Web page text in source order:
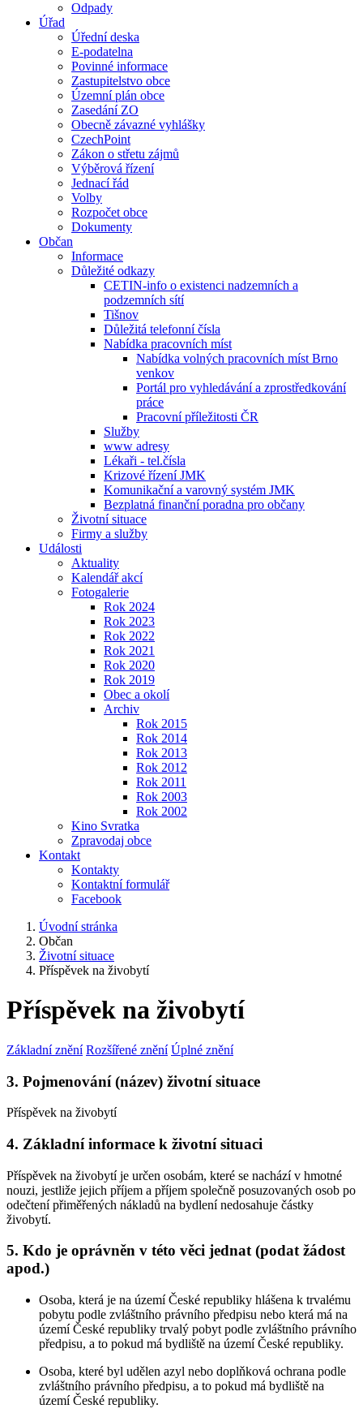
Odpady
Úřad
Úřední deska
E-podatelna
Povinné informace
Zastupitelstvo obce
Územní plán obce
Zasedání ZO
Obecně závazné vyhlášky
CzechPoint
Zákon o střetu zájmů
Výběrová řízení
Jednací řád
Volby
Rozpočet obce
Dokumenty
Občan
Informace
Důležité odkazy
CETIN-info o existenci nadzemních a
podzemních sítí
Tišnov
Důležitá telefonní čísla
Nabídka pracovních míst
Nabídka volných pracovních míst Brno
venkov
Portál pro vyhledávání a zprostředkování
práce
Pracovní příležitosti ČR
Služby
www adresy
Lékaři - tel.čísla
Krizové řízení JMK
Komunikační a varovný systém JMK
Bezplatná finanční poradna pro občany
Životní situace
Firmy a služby
Události
Aktuality
Kalendář akcí
Fotogalerie
Rok 2024
Rok 2023
Rok 2022
Rok 2021
Rok 2020
Rok 2019
Obec a okolí
Archiv
Rok 2015
Rok 2014
Rok 2013
Rok 2012
Rok 2011
Rok 2003
Rok 2002
Kino Svratka
Zpravodaj obce
Kontakt
Kontakty
Kontaktní formulář
Facebook
Úvodní stránka
Občan
Životní situace
Příspěvek na živobytí
Příspěvek na živobytí
Základní znění Rozšířené znění Úplné znění
3. Pojmenování (název) životní situace
Příspěvek na živobytí
4. Základní informace k životní situaci
Příspěvek na živobytí je určen osobám, které se nachází v hmotné
nouzi, jestliže jejich příjem a příjem společně posuzovaných osob po
odečtení přiměřených nákladů na bydlení nedosahuje částky
živobytí.
5. Kdo je oprávněn v této věci jednat (podat žádost
apod.)
Osoba, která je na území České republiky hlášena k trvalému
pobytu podle zvláštního právního předpisu nebo která má na
území České republiky trvalý pobyt podle zvláštního právního
předpisu, a to pokud má bydliště na území České republiky.
Osoba, které byl udělen azyl nebo doplňková ochrana podle
zvláštního právního předpisu, a to pokud má bydliště na
území České republiky.